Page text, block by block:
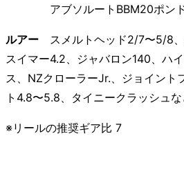
アブソルートBBM20ポン
ルアー スメルトヘッド2/7〜5/8
スイマー4.2、ジャバロン140、ハ
ス、NZクローラーJr.、ジョイント
ト4.8〜5.8、タイニークラッシュ
※リールの推奨ギア比 7